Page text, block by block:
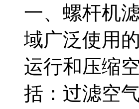
一、螺杆机
域广泛使用
运行和压缩
括：过滤空